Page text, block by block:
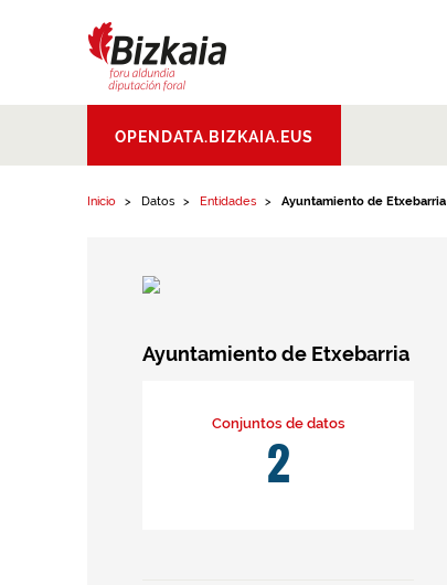
Aldundia.Diputacion
Foral de Bizkaia
OPENDATA.BIZKAIA.EUS
Inicio Datos Entidades Ayuntamiento de Etxebarria
Ayuntamiento de Etxebarria
Conjuntos de datos
2